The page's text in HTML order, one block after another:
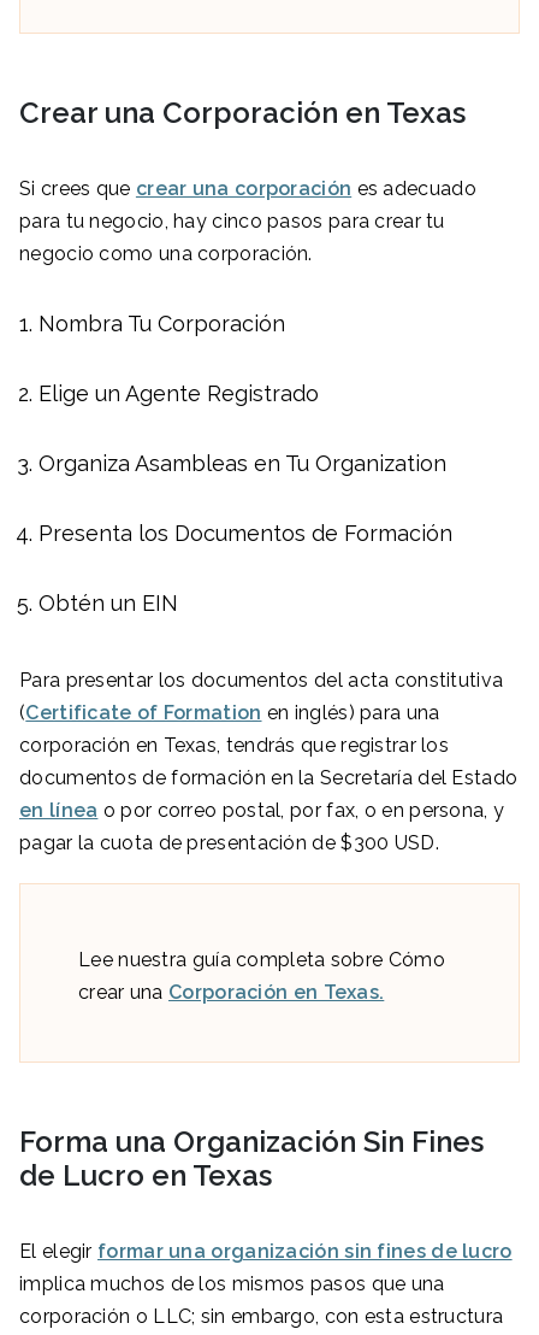
Crear una Corporación en Texas
Si crees que crear una corporación es adecuado
para tu negocio, hay cinco pasos para crear tu
negocio como una corporación.
Nombra Tu Corporación
Elige un Agente Registrado
Organiza Asambleas en Tu Organization
Presenta los Documentos de Formación
Obtén un EIN
Para presentar los documentos del acta constitutiva
(Certificate of Formation en inglés) para una
corporación en Texas, tendrás que registrar los
documentos de formación en la Secretaría del Estado
en línea o por correo postal, por fax, o en persona, y
pagar la cuota de presentación de $300 USD.
Lee nuestra guía completa sobre Cómo
crear una Corporación en Texas.
Forma una Organización Sin Fines
de Lucro en Texas
El elegir formar una organización sin fines de lucro
implica muchos de los mismos pasos que una
corporación o LLC; sin embargo, con esta estructura